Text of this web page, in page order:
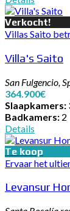
Verkocht!
Villas Saito
Villa's Saito
San Fulgencio,
364.900€
Slaapkamers:
Badkamers: 2
Details
Te koop
Ervaar het
Levansur